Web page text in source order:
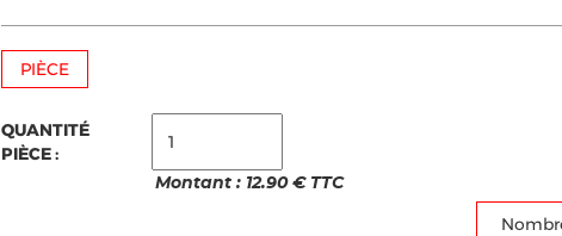
PIÈCE
QUANTITÉ
PIÈCE :
Montant : 12.90€ TTC